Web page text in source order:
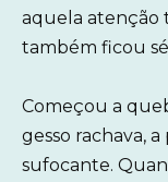
aquela atenção
também ficou
Começou a
gesso rachava,
sufocante.